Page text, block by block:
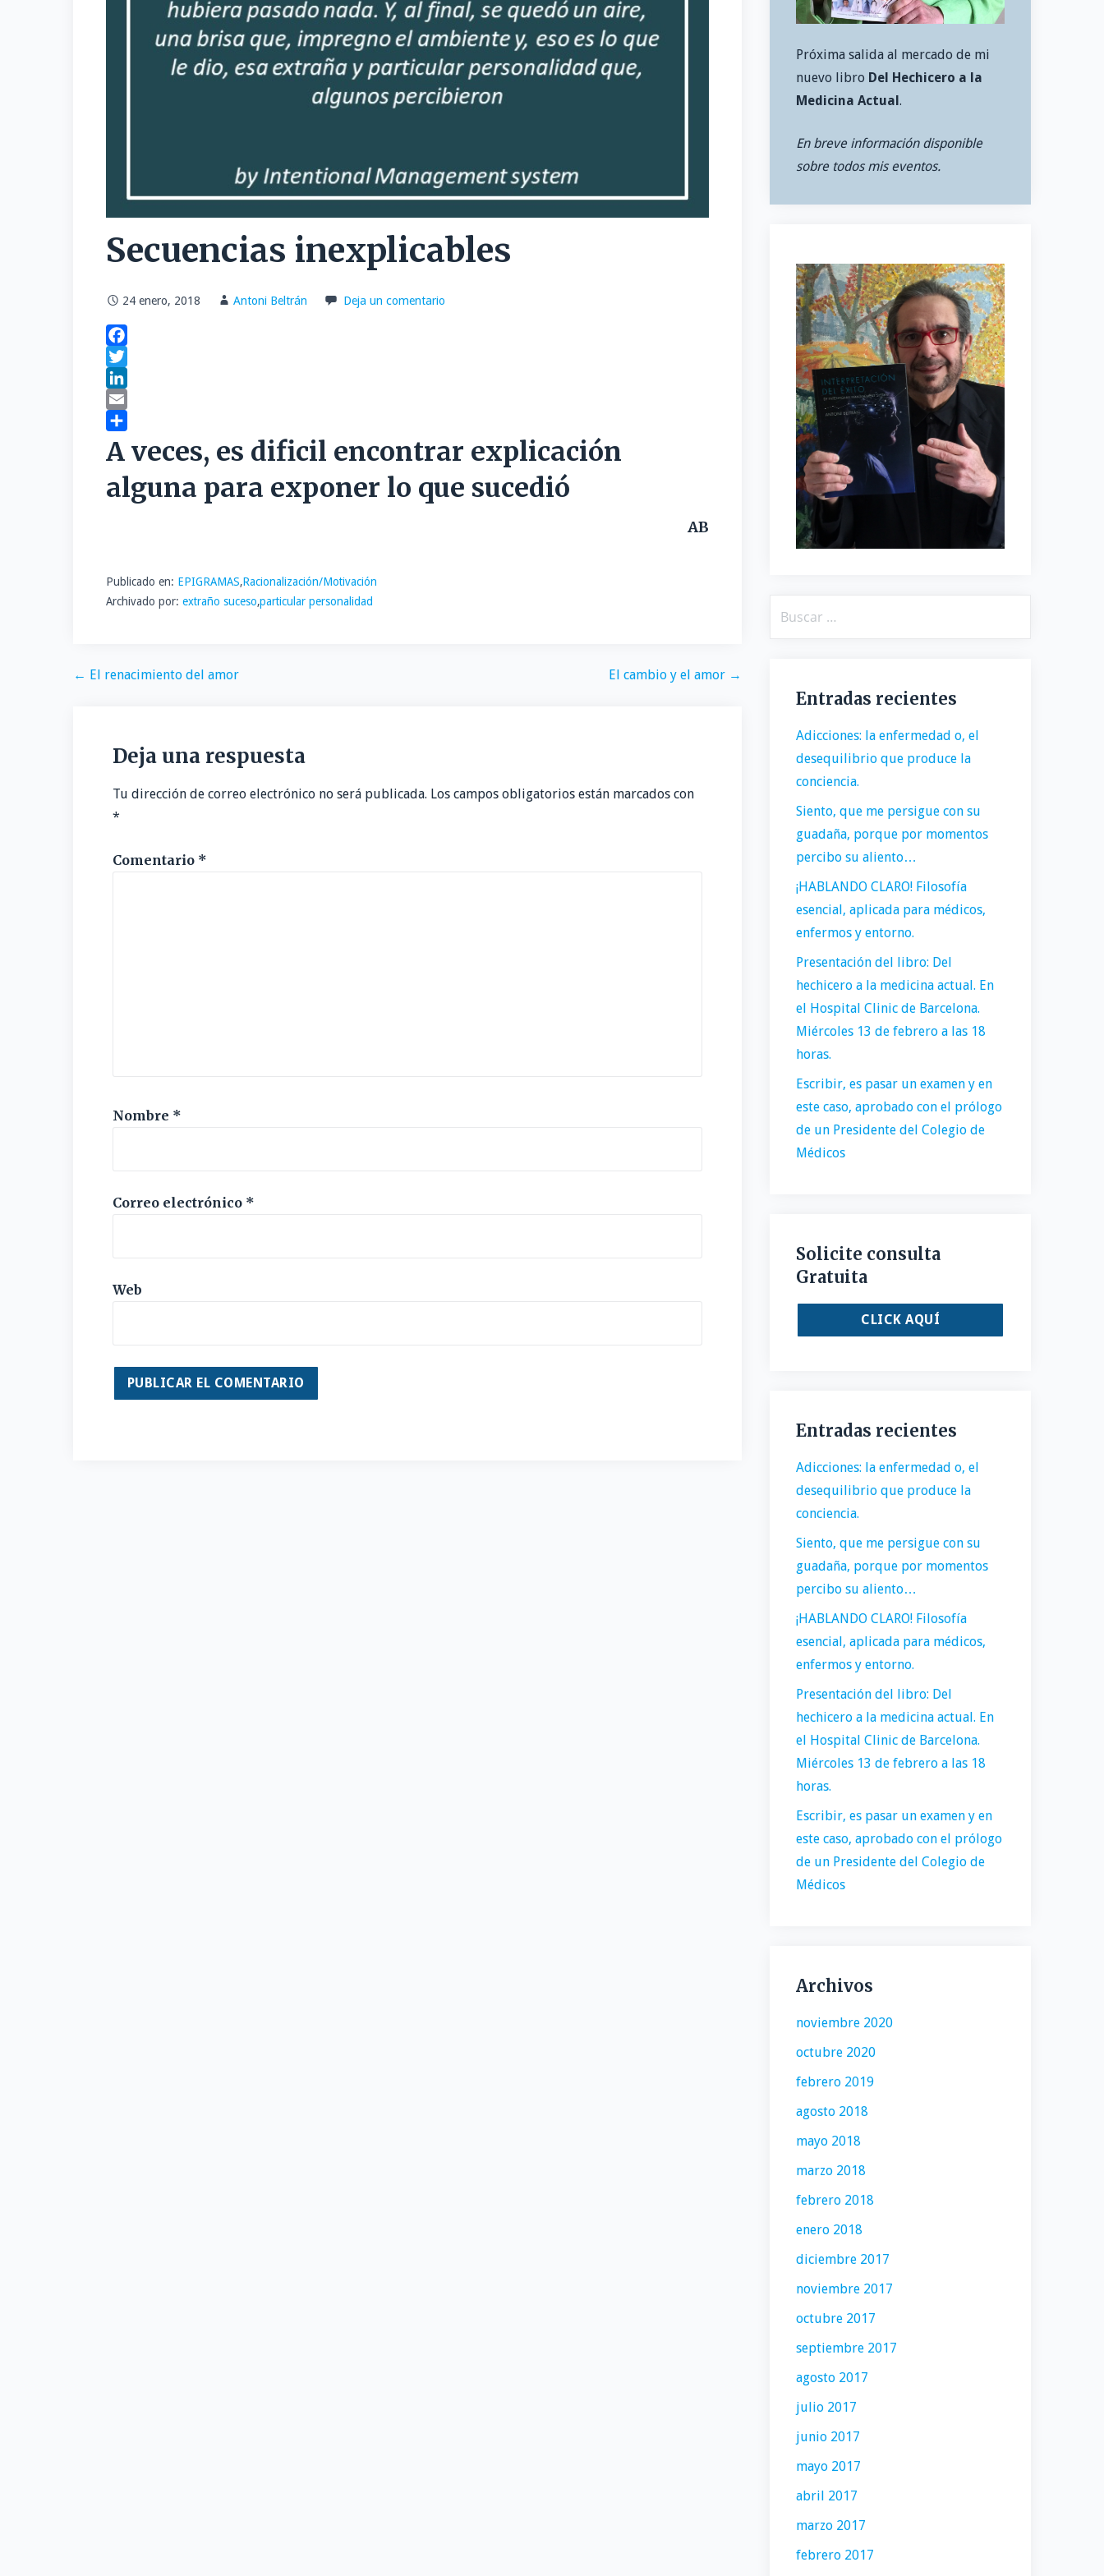
Secuencias inexplicables
24 enero, 2018 Antoni Beltrán Deja un comentario
F
a
c
e
b
o
o
T
w
t
e
L
n
k
e
E
m
a
i
C
o
m
i
A veces, es dificil encontrar explicación
alguna para exponer lo que sucedió
AB
Publicado en: EPIGRAMAS,Racionalización/Motivación
Archivado por: extraño suceso,particular personalidad
Navegación
entradas
← El renacimiento del amor El cambio y el amor →
Deja una respuesta
Tu dirección de correo electrónico no será publicada. Los campos obligatorios están marcados con
*
Comentario *
Nombre *
Correo electrónico *
Web
Próxima salida al mercado de mi
nuevo libro Del Hechicero a la
Medicina Actual.
En breve información disponible
sobre todos mis eventos.
Entradas recientes
Adicciones: la enfermedad o, el
desequilibrio que produce la
conciencia.
Siento, que me persigue con su
guadaña, porque por momentos
percibo su aliento…
¡HABLANDO CLARO! Filosofía
esencial, aplicada para médicos,
enfermos y entorno.
Presentación del libro: Del
hechicero a la medicina actual. En
el Hospital Clinic de Barcelona.
Miércoles 13 de febrero a las 18
horas.
Escribir, es pasar un examen y en
este caso, aprobado con el prólogo
de un Presidente del Colegio de
Médicos
Solicite consulta
Gratuita
CLICK AQUÍ
Entradas recientes
Adicciones: la enfermedad o, el
desequilibrio que produce la
conciencia.
Siento, que me persigue con su
guadaña, porque por momentos
percibo su aliento…
¡HABLANDO CLARO! Filosofía
esencial, aplicada para médicos,
enfermos y entorno.
Presentación del libro: Del
hechicero a la medicina actual. En
el Hospital Clinic de Barcelona.
Miércoles 13 de febrero a las 18
horas.
Escribir, es pasar un examen y en
este caso, aprobado con el prólogo
de un Presidente del Colegio de
Médicos
Archivos
noviembre 2020
octubre 2020
febrero 2019
agosto 2018
mayo 2018
marzo 2018
febrero 2018
enero 2018
diciembre 2017
noviembre 2017
octubre 2017
septiembre 2017
agosto 2017
julio 2017
junio 2017
mayo 2017
abril 2017
marzo 2017
febrero 2017